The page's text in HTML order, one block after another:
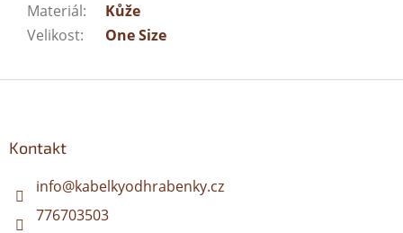
Materiál:
Kůže
Velikost: One Size
Kontakt
info@kabelkyodhrabenky.cz
776703503